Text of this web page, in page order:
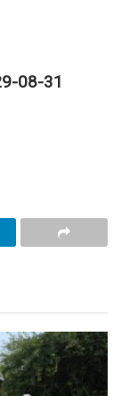
08-31